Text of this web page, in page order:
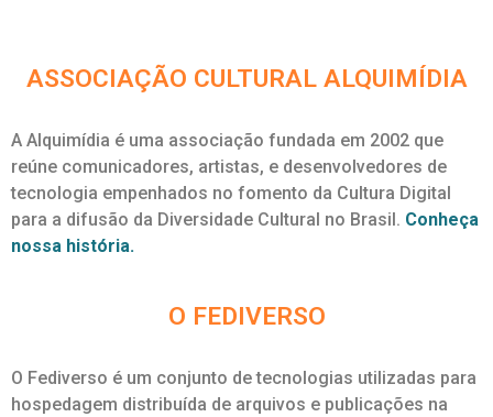
ASSOCIAÇÃO CULTURAL ALQUIMÍDIA
A Alquimídia é uma associação fundada em 2002 que
reúne comunicadores, artistas, e desenvolvedores de
tecnologia empenhados no fomento da Cultura Digital
para a difusão da Diversidade Cultural no Brasil. Conheça
nossa história.
O FEDIVERSO
O Fediverso é um conjunto de tecnologias utilizadas para
hospedagem distribuída de arquivos e publicações na